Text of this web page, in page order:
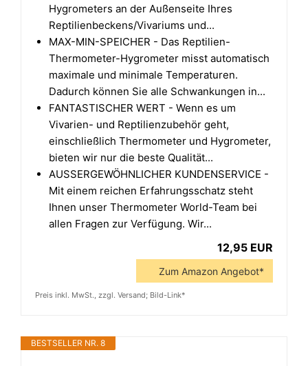
Hygrometers an der Außenseite Ihres
Reptilienbeckens/Vivariums und...
MAX-MIN-SPEICHER - Das Reptilien-
Thermometer-Hygrometer misst automatisch
maximale und minimale Temperaturen.
Dadurch können Sie alle Schwankungen in...
FANTASTISCHER WERT - Wenn es um
Vivarien- und Reptilienzubehör geht,
einschließlich Thermometer und Hygrometer,
bieten wir nur die beste Qualität...
AUSSERGEWÖHNLICHER KUNDENSERVICE -
Mit einem reichen Erfahrungsschatz steht
Ihnen unser Thermometer World-Team bei
allen Fragen zur Verfügung. Wir...
12,95 EUR
Zum Amazon Angebot*
Preis inkl. MwSt., zzgl. Versand; Bild-Link*
BESTSELLER NR. 8